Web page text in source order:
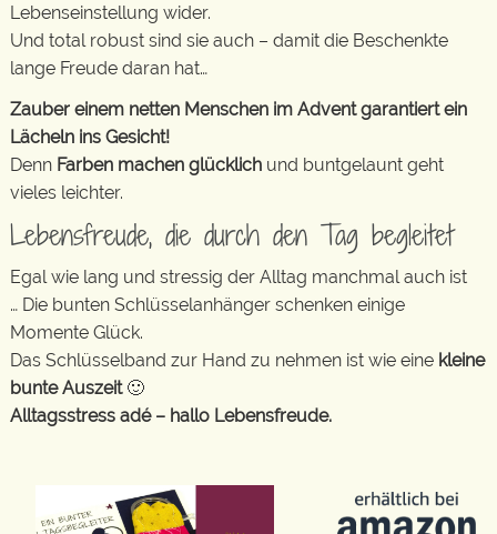
Lebenseinstellung wider.
Und total robust sind sie auch – damit die Beschenkte
lange Freude daran hat…
Zauber einem netten Menschen im Advent garantiert ein
Lächeln ins Gesicht!
Denn Farben machen glücklich und buntgelaunt geht
vieles leichter.
Lebensfreude, die durch den Tag begleitet
Egal wie lang und stressig der Alltag manchmal auch ist
… Die bunten Schlüsselanhänger schenken einige
Momente Glück.
Das Schlüsselband zur Hand zu nehmen ist wie eine kleine
bunte Auszeit🙂
Alltagsstress adé – hallo Lebensfreude.